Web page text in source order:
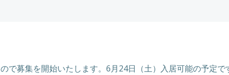
で募集を開始いたします。6月24日（土）入居可能の予定で